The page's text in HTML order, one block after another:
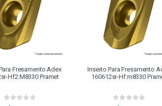
Fresamento Adex
Hf2:m8330 Pramet
Inserto Para Fresamento
160612sr-Hf:m8330